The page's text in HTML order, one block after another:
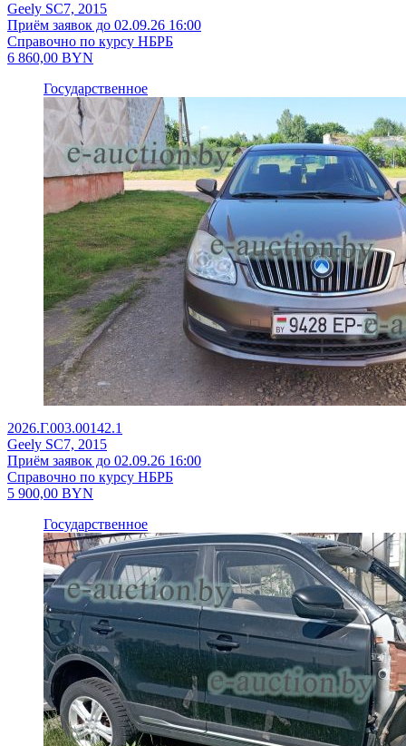
Geely SC7, 2015
Приём заявок до 02.09.26 16:00
Справочно по курсу НБРБ
6 860,00 BYN
Государственное
2026.Г.003.00142.1
Geely SC7, 2015
Приём заявок до 02.09.26 16:00
Справочно по курсу НБРБ
5 900,00 BYN
Государственное